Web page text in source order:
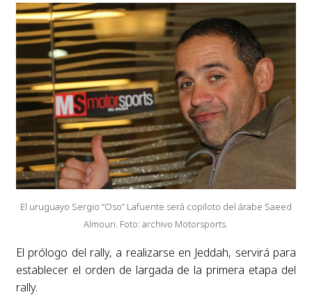
El uruguayo Sergio “Oso” Lafuente será copiloto del árabe Saeed
Almouri. Foto: archivo Motorsports.
El prólogo del rally, a realizarse en Jeddah, servirá para
establecer el orden de largada de la primera etapa del
rally.